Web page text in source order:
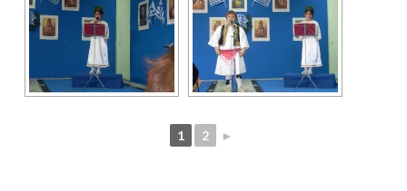
1 2 ►